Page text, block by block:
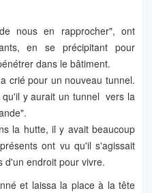
nous en rapprocher", ont
en se précipitant pour
dans le bâtiment.
crié pour un nouveau tunnel.
y aurait un tunnel vers la
la hutte, il y avait beaucoup
ont vu qu'il s'agissait
d'un endroit pour vivre.
et laissa la place à la tête